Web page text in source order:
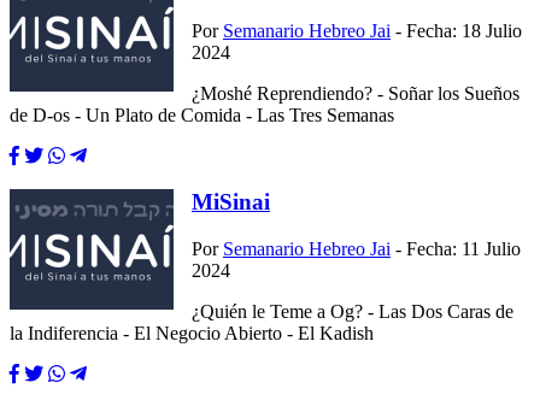
Por Semanario Hebreo Jai - Fecha: 18 Julio
2024
¿Moshé Reprendiendo? - Soñar los Sueños
de D-os - Un Plato de Comida - Las Tres Semanas
MiSinai
Por Semanario Hebreo Jai - Fecha: 11 Julio
2024
¿Quién le Teme a Og? - Las Dos Caras de
la Indiferencia - El Negocio Abierto - El Kadish